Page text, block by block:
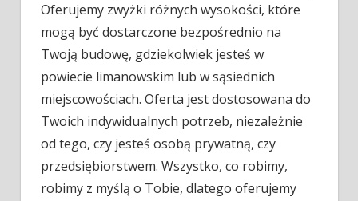
Oferujemy zwyżki różnych wysokości, które
mogą być dostarczone bezpośrednio na
Twoją budowę, gdziekolwiek jesteś w
powiecie limanowskim lub w sąsiednich
miejscowościach. Oferta jest dostosowana do
Twoich indywidualnych potrzeb, niezależnie
od tego, czy jesteś osobą prywatną, czy
przedsiębiorstwem. Wszystko, co robimy,
robimy z myślą o Tobie, dlatego oferujemy